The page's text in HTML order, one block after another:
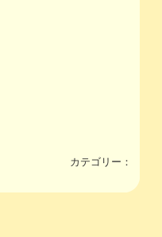
カテゴリー：